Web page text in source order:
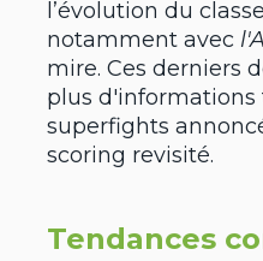
l’évolution du
notamment avec
mire. Ces derniers
plus d'informations
superfights
scoring revisité.
Tendances